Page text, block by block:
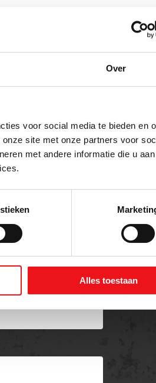
Over
voor social media te bieden en
site met onze partners voor
met andere informatie die u
Alles toestaan